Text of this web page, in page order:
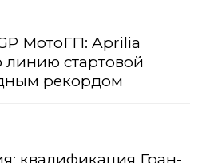
МотоГП: Aprilia
линию стартовой
рекордом